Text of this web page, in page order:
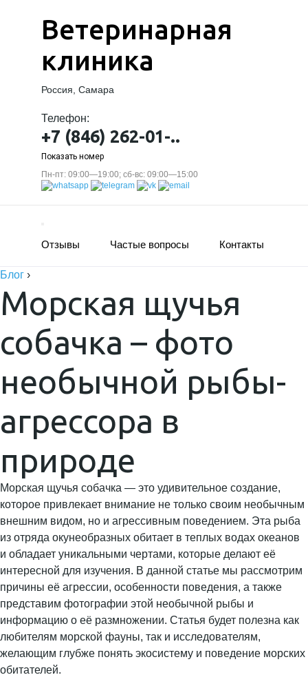
Ветеринарная
клиника
Россия, Самара
Телефон:
+7 (846) 262-01-..
Показать номер
Пн-пт: 09:00—19:00; сб-вс: 09:00—15:00
Отзывы Частые вопросы Контакты
Блог ›
Морская щучья
собачка – фото
необычной рыбы-
агрессора в
природе
Морская щучья собачка — это удивительное создание,
которое привлекает внимание не только своим необычным
внешним видом, но и агрессивным поведением. Эта рыба
из отряда окунеобразных обитает в теплых водах океанов
и обладает уникальными чертами, которые делают её
интересной для изучения. В данной статье мы рассмотрим
причины её агрессии, особенности поведения, а также
представим фотографии этой необычной рыбы и
информацию о её размножении. Статья будет полезна как
любителям морской фауны, так и исследователям,
желающим глубже понять экосистему и поведение морских
обитателей.